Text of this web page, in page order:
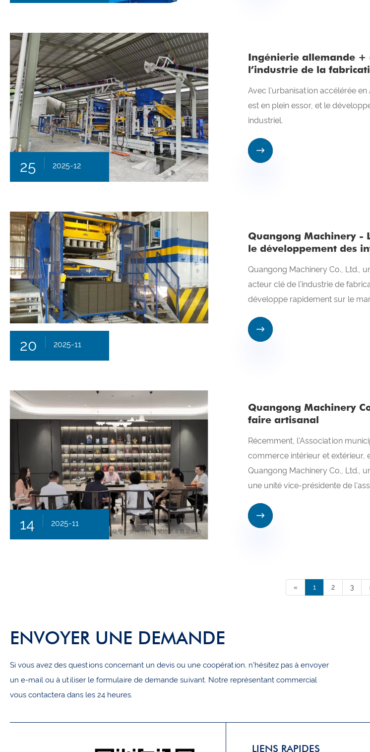
25 2025-12
Ingénierie allemande +
l’industrie de la
​Avec l'urbanisation accélérée
est en plein essor, et le
industriel.

20 2025-11
Quangong Machinery -
le développement des
Quangong Machinery Co., Ltd.,
acteur clé de l'industrie de
développe rapidement sur le

14 2025-11
Quangong Machinery
faire artisanal
​Récemment, l'Association
commerce intérieur et extérieur,
Quangong Machinery Co., Ltd.,
une unité vice-présidente de

« 1 2 3
ENVOYER UNE DEMANDE
Si vous avez des questions concernant un devis ou une coopération, n'hésitez pas à envoyer
un e-mail ou à utiliser le formulaire de demande suivant. Notre représentant commercial
vous contactera dans les 24 heures.
LIENS RAPIDES